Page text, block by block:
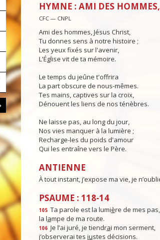
HYMNE : AMI DES HOMMES,
CFC — CNPL
Ami des hommes, Jésus Christ,
Tu donnes sens à notre histoire ;
Les yeux fixés sur l'avenir,
L'Église vit de ta mémoire.
Le temps du jeûne t'offrira
La part obscure de nous-mêmes.
Tes mains, captives sur la croix,
Dénouent les liens de nos ténèbres.
Ne laisse pas, au long du jour,
Nos vies manquer à la lumière ;
Recharge-les du poids d'amour
Qui les entraîne vers le Père.
ANTIENNE
À tout instant, j’expose ma vie, je
PSAUME : 118-14
105 Ta parole est la lumière de mes pas,
la lampe de ma route.
106 Je l’ai juré, je tiendrai mon serment,
j’observerai tes justes décisions.